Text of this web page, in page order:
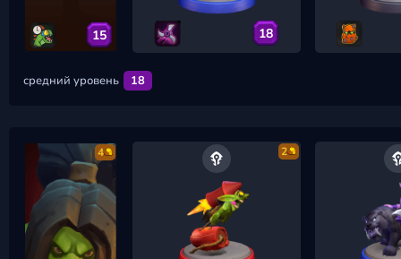
15 18
средний уровень 18
4 2